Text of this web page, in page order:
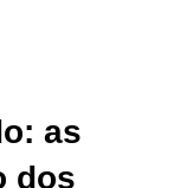
as
dos